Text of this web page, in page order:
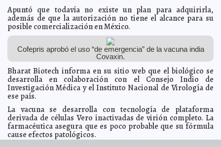
Mérida. Jorge Armando León Borges
2021-04-10 18:47:53 Por “cierre de información”, México hoy registró 2 mil
192 muertes por COVID-19 A7
2021-04-10 12:57:13 Destacan cercanía de Cecilia Patrón
2021-04-10 12:07:21 Ejidatarios de Chocholá denuncian actos vandálicos
en sus terrenos
2021-04-09 21:01:20 Pili Santos arranca su campaña en Izamal con un
llamado a trabajar en equipo Juan Basto Cifuentes
2021-04-09 19:54:45 Unidos por Mérida: Cecilia PatrónLaura Aldama
Inicia actividades Abril Ferreyro en el Distrito II local
Kamila López
2021-04-09 18:26:08 ONGs reprueban acoso en el Tribunal Agrario de
Yucatán A7
"Jóvenes candidatos de Morena, relevo generacional
Apuntó que todavía no existe un plan para adquirirla,
además de que la autorización no tiene el alcance para su
posible comercialización en México.
Cofepris aprobó el uso “de emergencia” de la vacuna india
Covaxin.
Bharat Biotech informa en su sitio web que el biológico se
desarrolla en colaboración con el Consejo Indio de
Investigación Médica y el Instituto Nacional de Virología de
ese país.
La vacuna se desarrolla con tecnología de plataforma
derivada de células Vero inactivadas de virión completo. La
farmacéutica asegura que es poco probable que su fórmula
cause efectos patológicos.